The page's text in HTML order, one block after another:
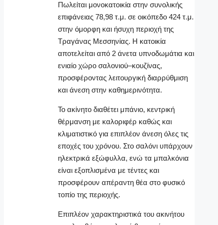
Πωλείται μονοκατοικία στην συνολικής
επιφάνειας 78,98 τ.μ. σε οικόπεδο 424 τ.μ.
στην όμορφη και ήσυχη περιοχή της
Τραγάνας Μεσσηνίας. Η κατοικία
αποτελείται από 2 άνετα υπνοδωμάτια και
ενιαίο χώρο σαλονιού–κουζίνας,
προσφέροντας λειτουργική διαρρύθμιση
και άνεση στην καθημερινότητα.
Το ακίνητο διαθέτει μπάνιο, κεντρική
θέρμανση με καλοριφέρ καθώς και
κλιματιστικό για επιπλέον άνεση όλες τις
εποχές του χρόνου. Στο σαλόνι υπάρχουν
ηλεκτρικά εξώφυλλα, ενώ τα μπαλκόνια
είναι εξοπλισμένα με τέντες και
προσφέρουν απέραντη θέα στο φυσικό
τοπίο της περιοχής.
Επιπλέον χαρακτηριστικά του ακινήτου